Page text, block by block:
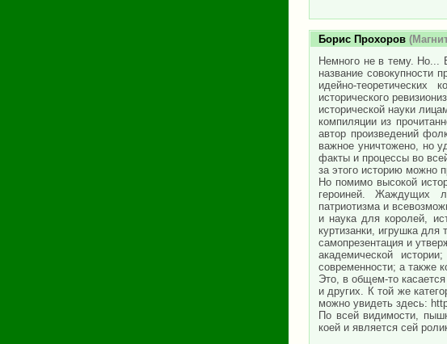
Борис Прохоров
Немного не в тему. Но...
название совокупности
идейно-
исторического
исторической науки
компиляции из
автор произведений
важное уничтожено, но
факты и процессы во
за этого историю можно
Но помимо высокой
героиней. Жаждущих
патриотизма и
и наука для королей,
куртизанки, игрушка
самопрезентация и
академической
современности; а также
Это, в общем-то
и других. К той же
можно увидеть здесь:
По всей видимости,
коей и является сей